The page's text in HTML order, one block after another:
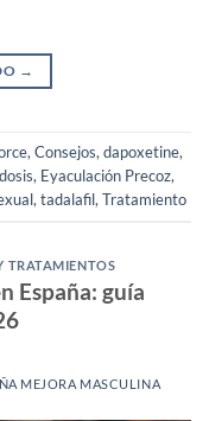
→
, Consejos, dapoxetine,
dosis, Eyaculación Precoz,
, tadalafil, Tratamiento
TRATAMIENTOS
España: guía
MEJORA MASCULINA